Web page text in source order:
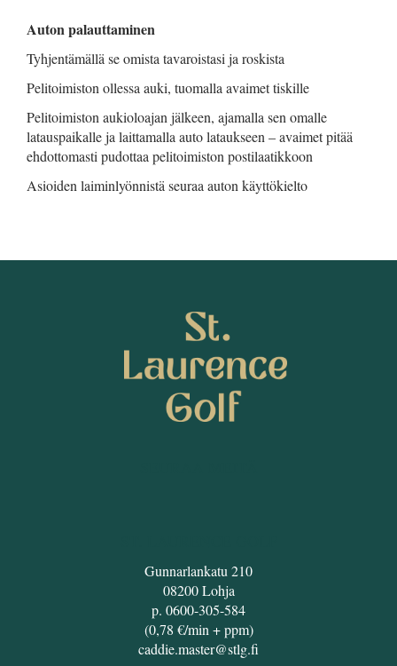
Auton palauttaminen
Tyhjentämällä se omista tavaroistasi ja roskista
Pelitoimiston ollessa auki, tuomalla avaimet tiskille
Pelitoimiston aukioloajan jälkeen, ajamalla sen omalle
latauspaikalle ja laittamalla auto lataukseen – avaimet pitää
ehdottomasti pudottaa pelitoimiston postilaatikkoon
Asioiden laiminlyönnistä seuraa auton käyttökielto
Gunnarlankatu 210
08200 Lohja
p. 0600-305-584
(0,78 €/min + ppm)
caddie.master@stlg.fi